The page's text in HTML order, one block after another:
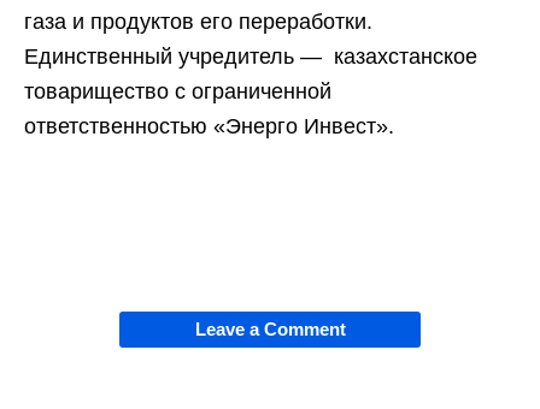
газа и продуктов его переработки.
Единственный учредитель — казахстанское
товарищество с ограниченной
ответственностью «Энерго Инвест».
Leave a Comment